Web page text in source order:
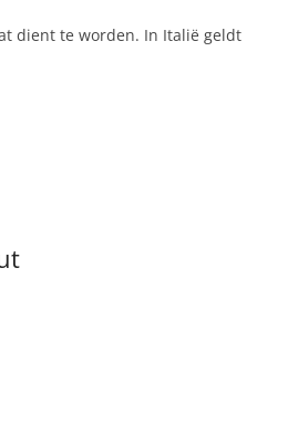
dient te worden. In Italië geldt